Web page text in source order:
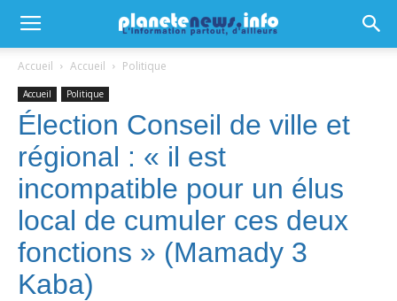
Accueil Accueil Politique
Accueil Politique
Élection Conseil de ville et
régional : « il est
incompatible pour un élus
local de cumuler ces deux
fonctions » (Mamady 3
Kaba)